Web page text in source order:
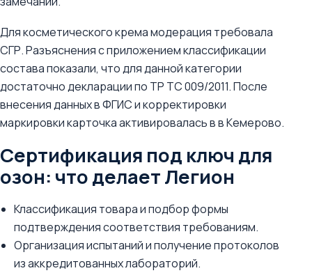
Для косметического крема модерация требовала
СГР. Разъяснения с приложением классификации
состава показали, что для данной категории
достаточно декларации по ТР ТС 009/2011. После
внесения данных в ФГИС и корректировки
маркировки карточка активировалась в в Кемерово.
Сертификация под ключ для
озон: что делает Легион
Классификация товара и подбор формы
подтверждения соответствия требованиям.
Организация испытаний и получение протоколов
из аккредитованных лабораторий.